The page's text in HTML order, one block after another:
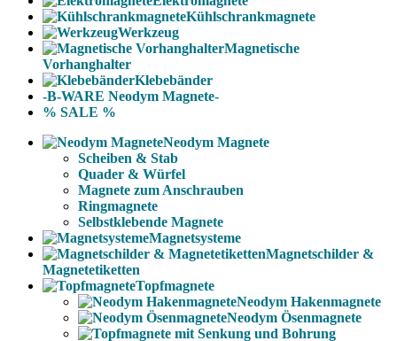
Kühlschrankmagnete
Werkzeug
Magnetische
Vorhanghalter
Klebebänder
-B-WARE Neodym Magnete-
% SALE %
Neodym Magnete
Scheiben & Stab
Quader & Würfel
Magnete zum Anschrauben
Ringmagnete
Selbstklebende Magnete
Magnetsysteme
Magnetschilder &
Magnetetiketten
Topfmagnete
Neodym Hakenmagnete
Neodym Ösenmagnete